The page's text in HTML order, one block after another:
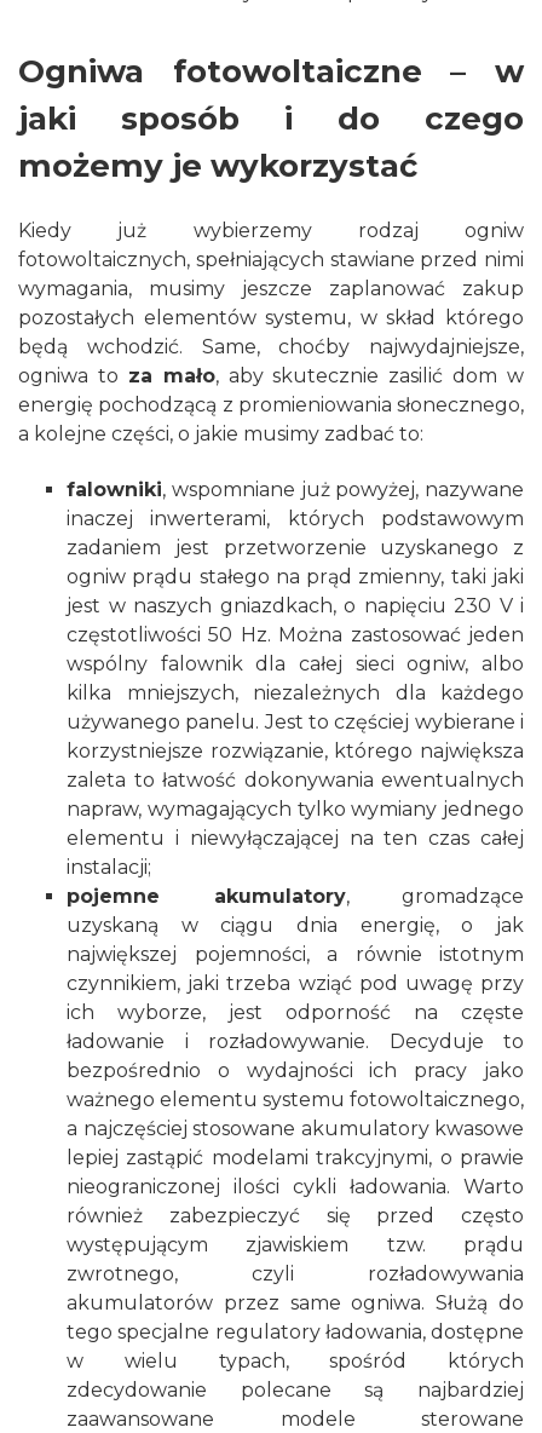
Ogniwa fotowoltaiczne – w
jaki sposób i do czego
możemy je wykorzystać
Kiedy już wybierzemy rodzaj ogniw
fotowoltaicznych, spełniających stawiane przed nimi
wymagania, musimy jeszcze zaplanować zakup
pozostałych elementów systemu, w skład którego
będą wchodzić. Same, choćby najwydajniejsze,
ogniwa to za mało, aby skutecznie zasilić dom w
energię pochodzącą z promieniowania słonecznego,
a kolejne części, o jakie musimy zadbać to:
falowniki, wspomniane już powyżej, nazywane
inaczej inwerterami, których podstawowym
zadaniem jest przetworzenie uzyskanego z
ogniw prądu stałego na prąd zmienny, taki jaki
jest w naszych gniazdkach, o napięciu 230 V i
częstotliwości 50 Hz. Można zastosować jeden
wspólny falownik dla całej sieci ogniw, albo
kilka mniejszych, niezależnych dla każdego
używanego panelu. Jest to częściej wybierane i
korzystniejsze rozwiązanie, którego największa
zaleta to łatwość dokonywania ewentualnych
napraw, wymagających tylko wymiany jednego
elementu i niewyłączającej na ten czas całej
instalacji;
pojemne akumulatory, gromadzące
uzyskaną w ciągu dnia energię, o jak
największej pojemności, a równie istotnym
czynnikiem, jaki trzeba wziąć pod uwagę przy
ich wyborze, jest odporność na częste
ładowanie i rozładowywanie. Decyduje to
bezpośrednio o wydajności ich pracy jako
ważnego elementu systemu fotowoltaicznego,
a najczęściej stosowane akumulatory kwasowe
lepiej zastąpić modelami trakcyjnymi, o prawie
nieograniczonej ilości cykli ładowania. Warto
również zabezpieczyć się przed często
występującym zjawiskiem tzw. prądu
zwrotnego, czyli rozładowywania
akumulatorów przez same ogniwa. Służą do
tego specjalne regulatory ładowania, dostępne
w wielu typach, spośród których
zdecydowanie polecane są najbardziej
zaawansowane modele sterowane